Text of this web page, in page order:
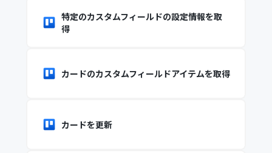
特定のカスタムフィールドの設定情報を取
得
カードのカスタムフィールドアイテムを取得
カードを更新